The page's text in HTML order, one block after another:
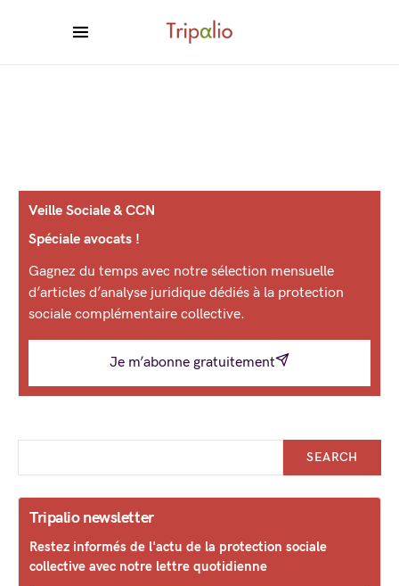
Veille Sociale & CCN
Spéciale avocats !
Gagnez du temps avec notre sélection mensuelle
d’articles d’analyse juridique dédiés à la protection
sociale complémentaire collective.
Je m’abonne gratuitement
SEARCH
Tripalio newsletter
Restez informés de l'actu de la protection sociale
collective avec notre lettre quotidienne